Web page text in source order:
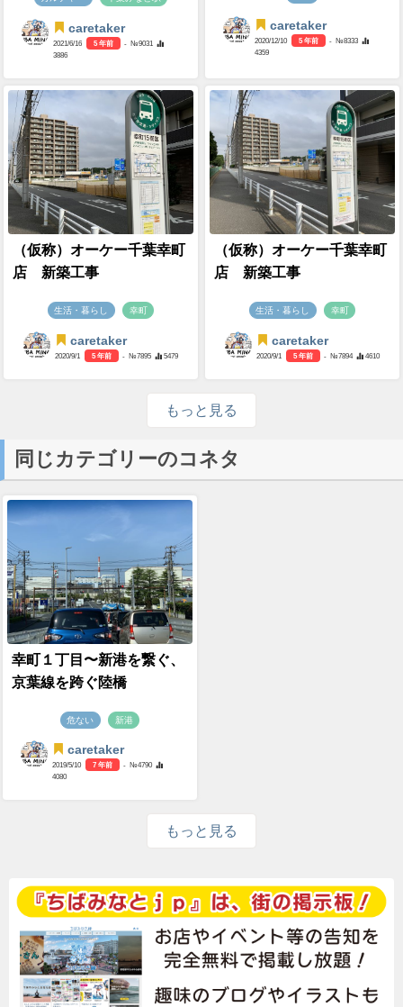
caretaker
2021/6/16 5 年前
- №9031
3886
caretaker
2020/12/10 5 年前
- №8333
4359
（仮称）オーケー千葉幸町
店 新築工事
生活・暮らし 幸町
caretaker
2020/9/1 5 年前 - №7895 5479
（仮称）オーケー千葉幸町
店 新築工事
生活・暮らし 幸町
caretaker
2020/9/1 5 年前 - №7894 4610
もっと見る
同じカテゴリーのコネタ
幸町１丁目〜新港を繋ぐ、
京葉線を跨ぐ陸橋
危ない 新港
caretaker
2019/5/10 7 年前
- №4790
4080
もっと見る